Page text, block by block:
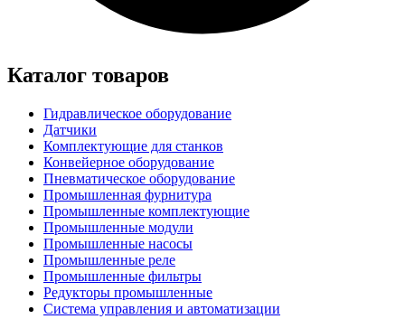
Каталог товаров
Гидравлическое оборудование
Датчики
Комплектующие для станков
Конвейерное оборудование
Пневматическое оборудование
Промышленная фурнитура
Промышленные комплектующие
Промышленные модули
Промышленные насосы
Промышленные реле
Промышленные фильтры
Редукторы промышленные
Система управления и автоматизации